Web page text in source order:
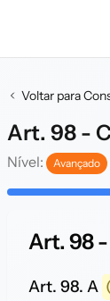
Voltar para
Art. 98 -
Nível: Avançado
Art. 98 -
Art. 98. A